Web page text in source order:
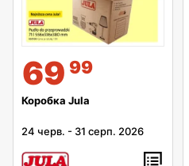
69 99
Коробка Jula
24 черв. - 31 серп. 2026